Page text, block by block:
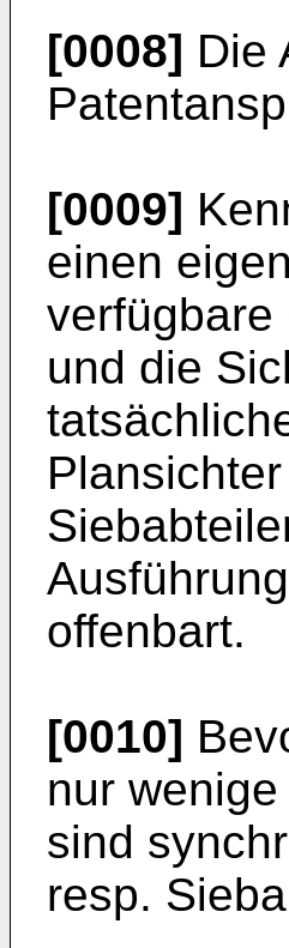
[0008] Die
[0009]
einen
verfügbare
und die
offenbart.
[0010]
nur
sind
resp.